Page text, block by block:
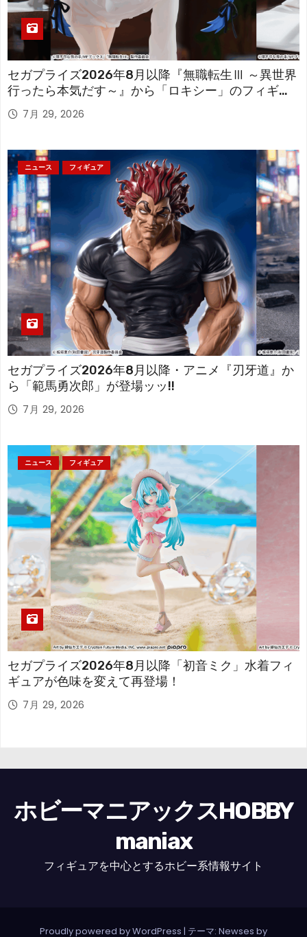
セガプライズ2026年8月以降『無職転生Ⅲ ～異世界
行ったら本気だす～』から「ロキシー」のフィギュ
アが登場！
7月 29, 2026
ニュース フィギュア
セガプライズ2026年8月以降・アニメ『刃牙道』か
ら「範馬勇次郎」が登場ッッ!!
7月 29, 2026
ニュース フィギュア
セガプライズ2026年8月以降「初音ミク」水着フィ
ギュアが色味を変えて再登場！
7月 29, 2026
ホビーマニアックスHOBBY
maniax
フィギュアを中心とするホビー系情報サイト
Proudly powered by WordPress | テーマ: Newses by